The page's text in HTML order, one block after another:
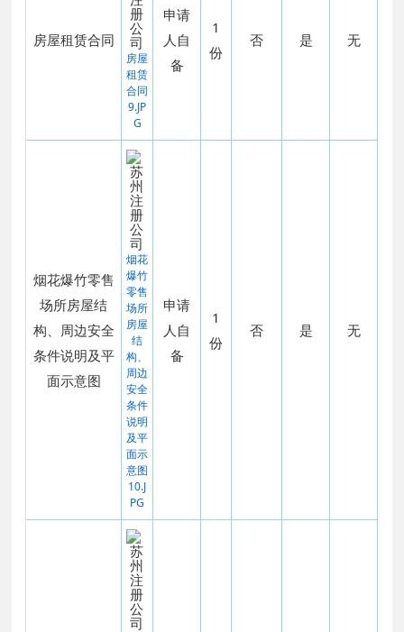
房屋租赁合同
房屋
租赁
合同
9.JP
G
申请
人自
备
1
份
否 是 无
烟花爆竹零售
场所房屋结
构、周边安全
条件说明及平
面示意图
烟花
爆竹
零售
场所
房屋
结
构、
周边
安全
条件
说明
及平
面示
意图
10.J
PG
申请
人自
备
1
份
否 是 无